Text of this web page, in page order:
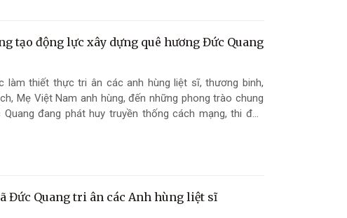
tạo động lực xây dựng quê hương Đức Quang
làm thiết thực tri ân các anh hùng liệt sĩ, thương binh,
Mẹ Việt Nam anh hùng, đến những phong trào chung
đang phát huy truyền thống cách mạng, thi đua
Đức Quang tri ân các Anh hùng liệt sĩ